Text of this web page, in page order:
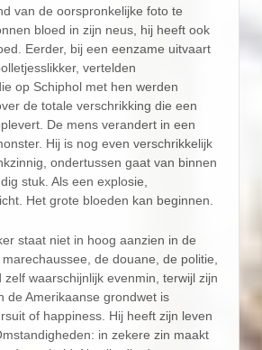
van de oorspronkelijke foto te
bloed in zijn neus, hij heeft ook
Eerder, bij een eenzame uitvaart
vertelden
op Schiphol met hen werden
de totale verschrikking die een
De mens verandert in een
Hij is nog even verschrikkelijk
ondertussen gaat van binnen
stuk. Als een explosie,
Het grote bloeden kan beginnen.
staat niet in hoog aanzien in de
de douane, de politie,
zelf waarschijnlijk evenmin, terwijl zijn
de Amerikaanse grondwet is
of happiness. Hij heeft zijn leven
in zekere zin maakt